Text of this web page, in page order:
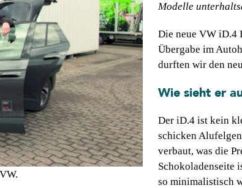
Modelle
Die neue VW iD.4
Übergabe im
durften wir den
Wie sieht er
Der iD.4 ist kein
schicken
verbaut, was die
Schokoladenseite
so minimalistisch